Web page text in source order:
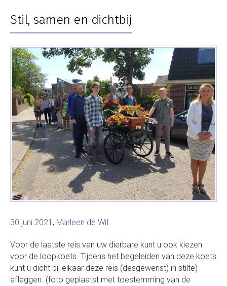
Stil, samen en dichtbij
30 juni 2021 , Marleen de Wit
Voor de laatste reis van uw dierbare kunt u ook kiezen
voor de loopkoets. Tijdens het begeleiden van deze koets
kunt u dicht bij elkaar deze reis (desgewenst) in stilte)
afleggen. (foto geplaatst met toestemming van de